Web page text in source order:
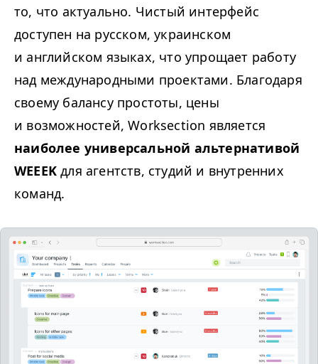
то, что актуально. Чистый интерфейс
доступен на русском, украинском
и английском языках, что упрощает работу
над международными проектами. Благодаря
своему балансу простоты, цены
и возможностей, Worksection является
наиболее универсальной альтернативой
WEEEK для агентств, студий и внутренних
команд.